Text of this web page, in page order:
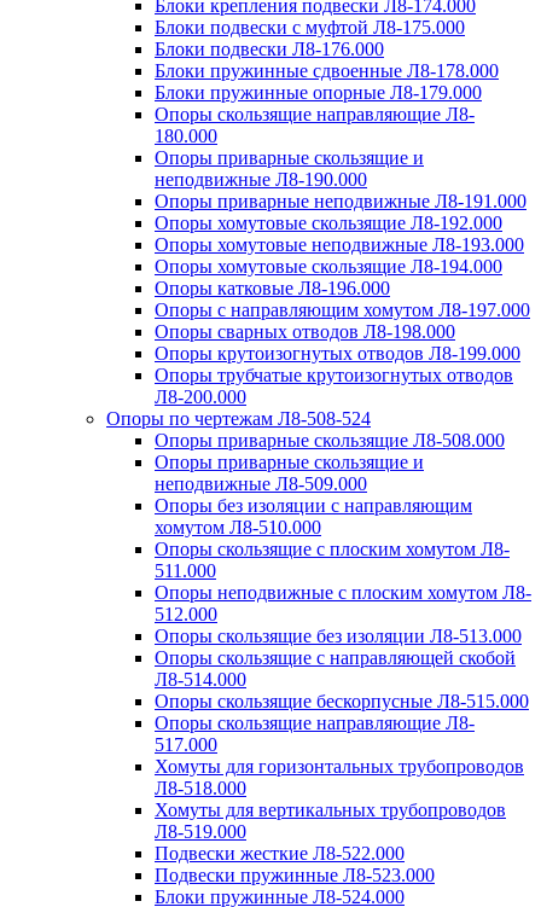
Блоки крепления подвески Л8-174.000
Блоки подвески с муфтой Л8-175.000
Блоки подвески Л8-176.000
Блоки пружинные сдвоенные Л8-178.000
Блоки пружинные опорные Л8-179.000
Опоры скользящие направляющие Л8-
180.000
Опоры приварные скользящие и
неподвижные Л8-190.000
Опоры приварные неподвижные Л8-191.000
Опоры хомутовые скользящие Л8-192.000
Опоры хомутовые неподвижные Л8-193.000
Опоры хомутовые скользящие Л8-194.000
Опоры катковые Л8-196.000
Опоры с направляющим хомутом Л8-197.000
Опоры сварных отводов Л8-198.000
Опоры крутоизогнутых отводов Л8-199.000
Опоры трубчатые крутоизогнутых отводов
Л8-200.000
Опоры по чертежам Л8-508-524
Опоры приварные скользящие Л8-508.000
Опоры приварные скользящие и
неподвижные Л8-509.000
Опоры без изоляции с направляющим
хомутом Л8-510.000
Опоры скользящие с плоским хомутом Л8-
511.000
Опоры неподвижные с плоским хомутом Л8-
512.000
Опоры скользящие без изоляции Л8-513.000
Опоры скользящие с направляющей скобой
Л8-514.000
Опоры скользящие бескорпусные Л8-515.000
Опоры скользящие направляющие Л8-
517.000
Хомуты для горизонтальных трубопроводов
Л8-518.000
Хомуты для вертикальных трубопроводов
Л8-519.000
Подвески жесткие Л8-522.000
Подвески пружинные Л8-523.000
Блоки пружинные Л8-524.000